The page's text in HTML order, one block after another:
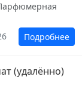
Подробнее
(удалённо)